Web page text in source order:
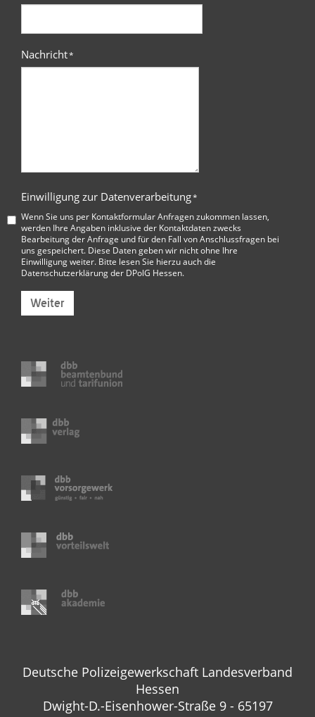
Nachricht*
Einwilligung zur Datenverarbeitung*
Wenn Sie uns per Kontaktformular Anfragen zukommen lassen,
werden Ihre Angaben inklusive der Kontaktdaten zwecks
Bearbeitung der Anfrage und für den Fall von Anschlussfragen bei
uns gespeichert. Diese Daten geben wir nicht ohne Ihre
Einwilligung weiter. Bitte lesen Sie hierzu auch die
Datenschutzerklärung der DPolG Hessen.
Weiter
Deutsche Polizeigewerkschaft Landesverband
Hessen
Dwight-D.-Eisenhower-Straße 9 - 65197